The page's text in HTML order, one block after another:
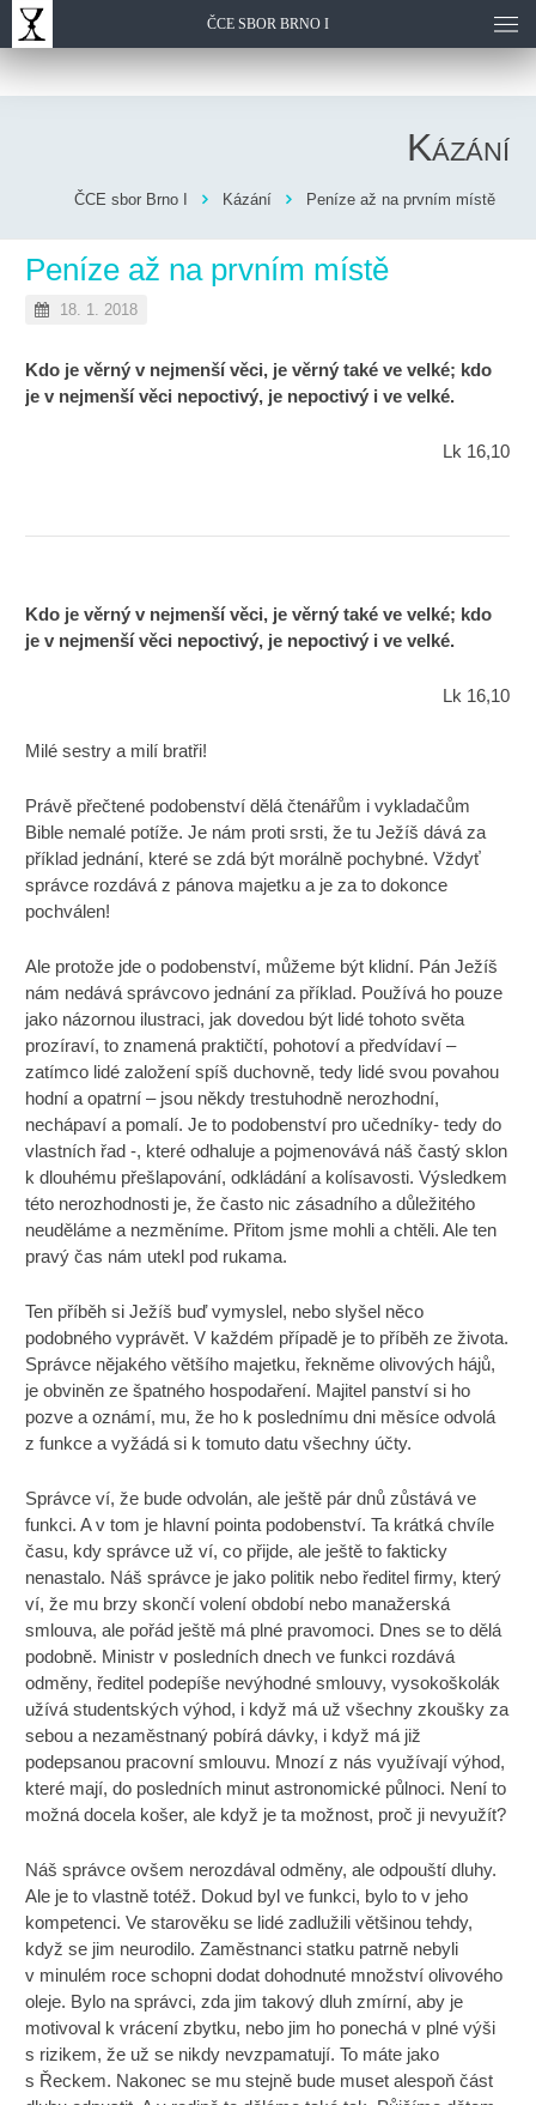
ČCE SBOR BRNO I
Kázání
ČCE sbor Brno I Kázání Peníze až na prvním místě
Peníze až na prvním místě
18. 1. 2018
Kdo je věrný v nejmenší věci, je věrný také ve velké; kdo
je v nejmenší věci nepoctivý, je nepoctivý i ve velké.
Lk 16,10
Kdo je věrný v nejmenší věci, je věrný také ve velké; kdo
je v nejmenší věci nepoctivý, je nepoctivý i ve velké.
Lk 16,10
Milé sestry a milí bratři!
Právě přečtené podobenství dělá čtenářům i vykladačům
Bible nemalé potíže. Je nám proti srsti, že tu Ježíš dává za
příklad jednání, které se zdá být morálně pochybné. Vždyť
správce rozdává z pánova majetku a je za to dokonce
pochválen!
Ale protože jde o podobenství, můžeme být klidní. Pán Ježíš
nám nedává správcovo jednání za příklad. Používá ho pouze
jako názornou ilustraci, jak dovedou být lidé tohoto světa
prozíraví, to znamená praktičtí, pohotoví a předvídaví –
zatímco lidé založení spíš duchovně, tedy lidé svou povahou
hodní a opatrní – jsou někdy trestuhodně nerozhodní,
nechápaví a pomalí. Je to podobenství pro učedníky- tedy do
vlastních řad -, které odhaluje a pojmenovává náš častý sklon
k dlouhému přešlapování, odkládání a kolísavosti. Výsledkem
této nerozhodnosti je, že často nic zásadního a důležitého
neuděláme a nezměníme. Přitom jsme mohli a chtěli. Ale ten
pravý čas nám utekl pod rukama.
Ten příběh si Ježíš buď vymyslel, nebo slyšel něco
podobného vyprávět. V každém případě je to příběh ze života.
Správce nějakého většího majetku, řekněme olivových hájů,
je obviněn ze špatného hospodaření. Majitel panství si ho
pozve a oznámí, mu, že ho k poslednímu dni měsíce odvolá
z funkce a vyžádá si k tomuto datu všechny účty.
Správce ví, že bude odvolán, ale ještě pár dnů zůstává ve
funkci. A v tom je hlavní pointa podobenství. Ta krátká chvíle
času, kdy správce už ví, co přijde, ale ještě to fakticky
nenastalo. Náš správce je jako politik nebo ředitel firmy, který
ví, že mu brzy skončí volení období nebo manažerská
smlouva, ale pořád ještě má plné pravomoci. Dnes se to dělá
podobně. Ministr v posledních dnech ve funkci rozdává
odměny, ředitel podepíše nevýhodné smlouvy, vysokoškolák
užívá studentských výhod, i když má už všechny zkoušky za
sebou a nezaměstnaný pobírá dávky, i když má již
podepsanou pracovní smlouvu. Mnozí z nás využívají výhod,
které mají, do posledních minut astronomické půlnoci. Není to
možná docela košer, ale když je ta možnost, proč ji nevyužít?
Náš správce ovšem nerozdával odměny, ale odpouští dluhy.
Ale je to vlastně totéž. Dokud byl ve funkci, bylo to v jeho
kompetenci. Ve starověku se lidé zadlužili většinou tehdy,
když se jim neurodilo. Zaměstnanci statku patrně nebyli
v minulém roce schopni dodat dohodnuté množství olivového
oleje. Bylo na správci, zda jim takový dluh zmírní, aby je
motivoval k vrácení zbytku, nebo jim ho ponechá v plné výši
s rizikem, že už se nikdy nevzpamatují. To máte jako
s Řeckem. Nakonec se mu stejně bude muset alespoň část